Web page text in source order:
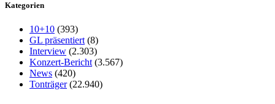
Kategorien
10+10 (393)
GL präsentiert (8)
Interview (2.303)
Konzert-Bericht (3.567)
News (420)
Tonträger(22.940)